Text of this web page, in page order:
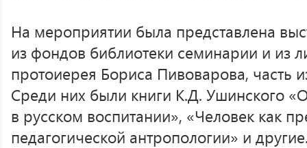
На мероприятии была представлена
из фондов библиотеки семинарии и из
протоиерея Бориса Пивоварова, часть
Среди них были книги К.Д. Ушинского
в русском воспитании», «Человек как
педагогической антропологии» и